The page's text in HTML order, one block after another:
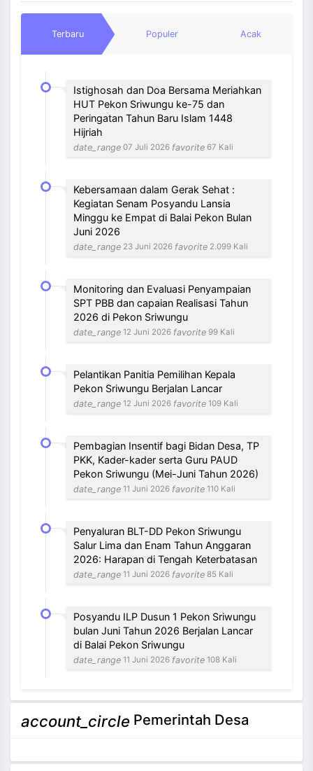
Terbaru Populer Acak
Istighosah dan Doa Bersama Meriahkan
HUT Pekon Sriwungu ke-75 dan
Peringatan Tahun Baru Islam 1448
Hijriah
date_range 07 Juli 2026 favorite 67 Kali
Kebersamaan dalam Gerak Sehat :
Kegiatan Senam Posyandu Lansia
Minggu ke Empat di Balai Pekon Bulan
Juni 2026
date_range 23 Juni 2026 favorite 2.099 Kali
Monitoring dan Evaluasi Penyampaian
SPT PBB dan capaian Realisasi Tahun
2026 di Pekon Sriwungu
date_range 12 Juni 2026 favorite 99 Kali
Pelantikan Panitia Pemilihan Kepala
Pekon Sriwungu Berjalan Lancar
date_range 12 Juni 2026 favorite 109 Kali
Pembagian Insentif bagi Bidan Desa, TP
PKK, Kader-kader serta Guru PAUD
Pekon Sriwungu (Mei-Juni Tahun 2026)
date_range 11 Juni 2026 favorite 110 Kali
Penyaluran BLT-DD Pekon Sriwungu
Salur Lima dan Enam Tahun Anggaran
2026: Harapan di Tengah Keterbatasan
date_range 11 Juni 2026 favorite 85 Kali
Posyandu ILP Dusun 1 Pekon Sriwungu
bulan Juni Tahun 2026 Berjalan Lancar
di Balai Pekon Sriwungu
date_range 11 Juni 2026 favorite 108 Kali
account_circle Pemerintah Desa
NEVI VILANTI, S.Kom
Bendahara Pekon